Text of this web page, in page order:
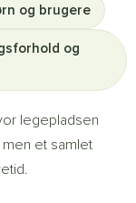
og brugere
og
legepladsen
et samlet